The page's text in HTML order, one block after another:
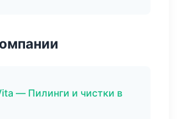
— Пилинги и чистки в